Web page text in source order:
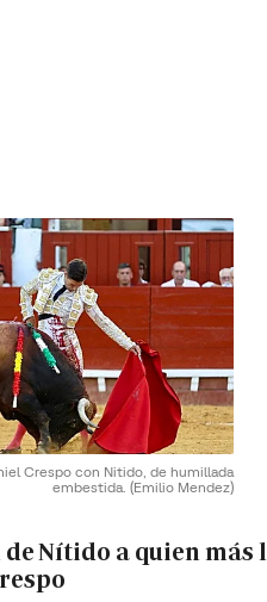
Crespo con Nitido, de humillada
embestida. (Emilio Mendez)
Nítido a quien más